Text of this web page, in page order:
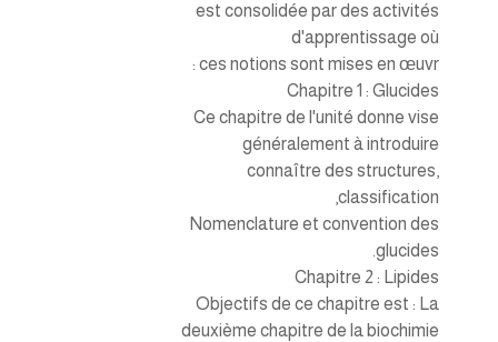
est consolidée par des activités
d'apprentissage où
ces notions sont mises en œuvr :
Chapitre 1 : Glucides
Ce chapitre de l'unité donne vise
généralement à introduire
connaître des structures,
classification,
Nomenclature et convention des
glucides.
Chapitre 2 : Lipides
Objectifs de ce chapitre est : La
deuxième chapitre de la biochimie